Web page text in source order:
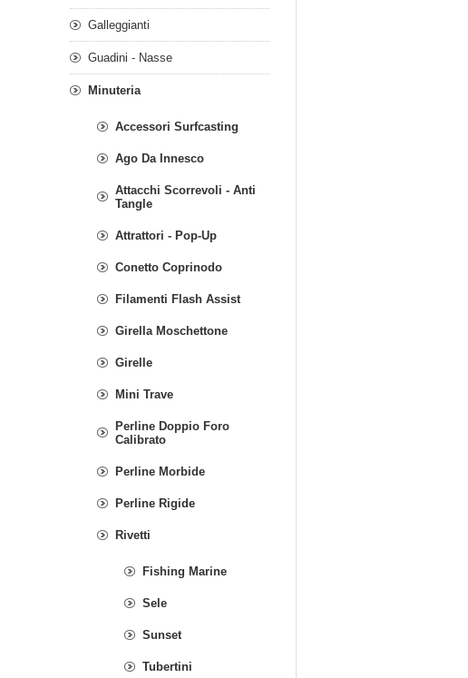
Galleggianti
Guadini - Nasse
Minuteria
Accessori Surfcasting
Ago Da Innesco
Attacchi Scorrevoli - Anti
Tangle
Attrattori - Pop-Up
Conetto Coprinodo
Filamenti Flash Assist
Girella Moschettone
Girelle
Mini Trave
Perline Doppio Foro
Calibrato
Perline Morbide
Perline Rigide
Rivetti
Fishing Marine
Sele
Sunset
Tubertini